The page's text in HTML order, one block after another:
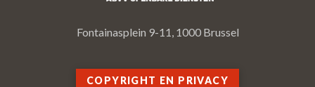
Fontainasplein 9-11, 1000 Brussel
COPYRIGHT EN PRIVACY